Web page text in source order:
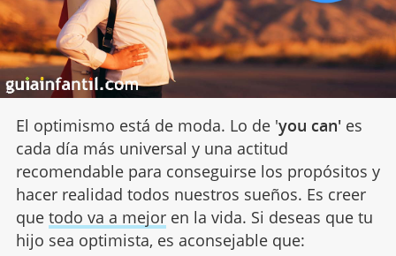
El optimismo está de moda. Lo de 'you can'es
cada día más universal y una actitud
recomendable para conseguirse los propósitos y
hacer realidad todos nuestros sueños. Es creer
que todo va a mejoren la vida. Si deseas que tu
hijo sea optimista, es aconsejable que: